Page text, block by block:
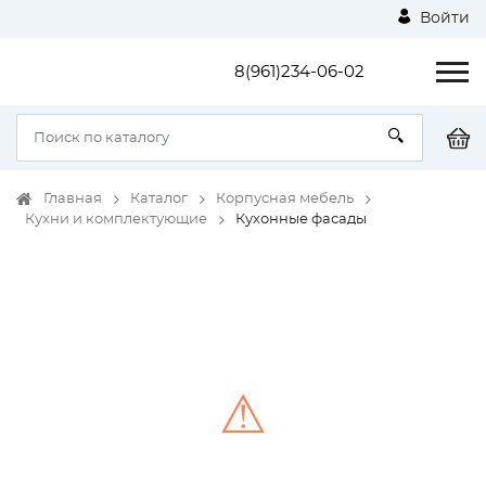
Войти
8(961)234-06-02
Главная Каталог
Корпусная мебель
Кухни и комплектующие
Кухонные фасады
⚠